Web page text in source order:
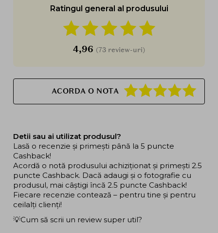
Ratingul general al produsului
4,96 (73 review-uri)
ACORDA O NOTA
Detii sau ai utilizat produsul?
Lasă o recenzie și primești până la 5 puncte
Cashback!
Acordă o notă produsului achiziționat și primești 2.5
puncte Cashback. Dacă adaugi și o fotografie cu
produsul, mai câștigi încă 2.5 puncte Cashback!
Fiecare recenzie contează – pentru tine și pentru
ceilalți clienți!
💡Cum să scrii un review super util?